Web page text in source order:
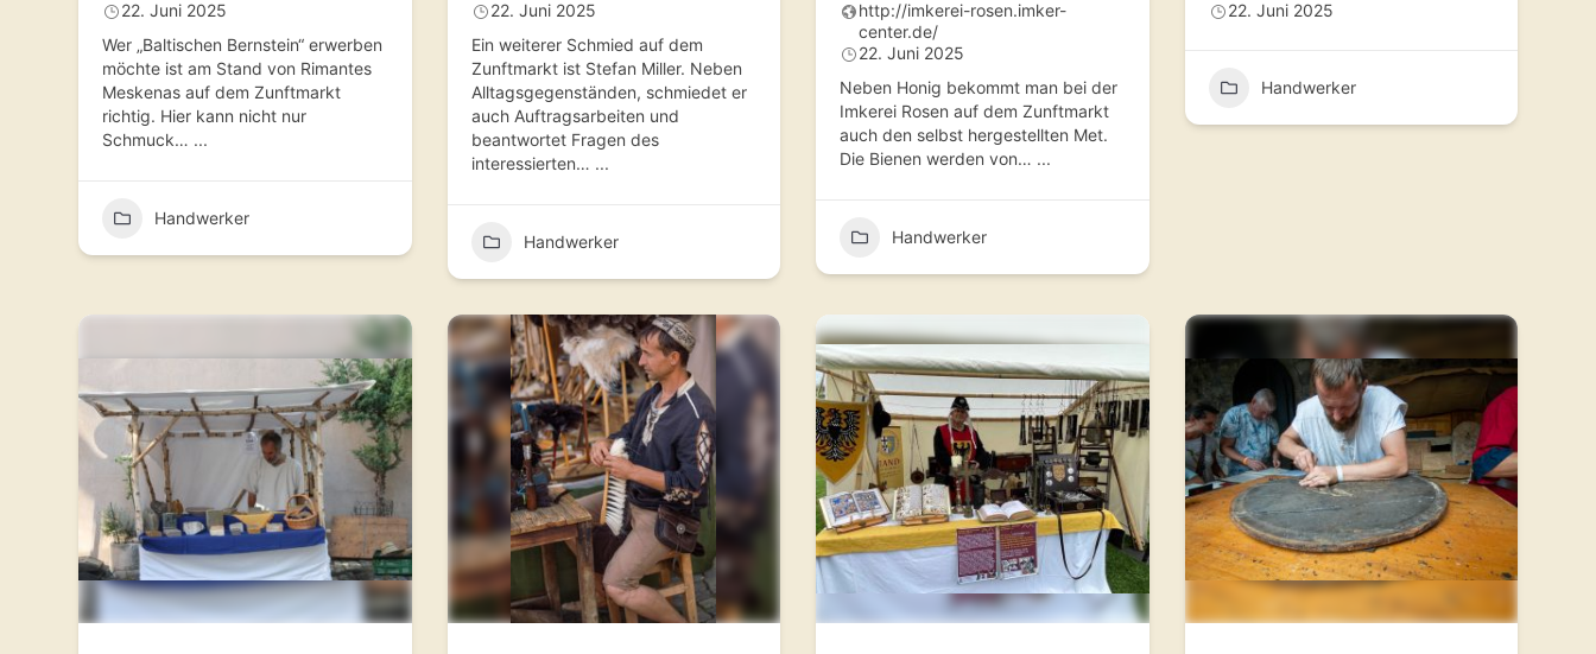
22. Juni 2025
Wer „Baltischen Bernstein“ erwerben
möchte ist am Stand von Rimantes
Meskenas auf dem Zunftmarkt
richtig. Hier kann nicht nur
Schmuck… ...
Handwerker
22. Juni 2025
Ein weiterer Schmied auf dem
Zunftmarkt ist Stefan Miller. Neben
Alltagsgegenständen, schmiedet er
auch Auftragsarbeiten und
beantwortet Fragen des
interessierten… ...
Handwerker
http://imkerei-rosen.imker-
center.de/
22. Juni 2025
Neben Honig bekommt man bei der
Imkerei Rosen auf dem Zunftmarkt
auch den selbst hergestellten Met.
Die Bienen werden von… ...
Handwerker
22. Juni 2025
Handwerker